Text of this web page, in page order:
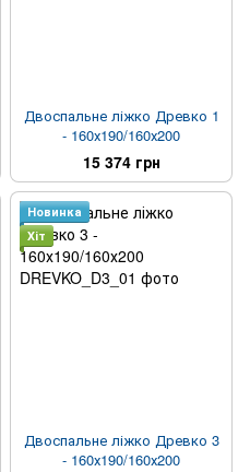
Двоспальне ліжко Древко 1
- 160х190/160х200
15 374 грн
Новинка
Хіт
Двоспальне ліжко Древко 3
- 160х190/160х200